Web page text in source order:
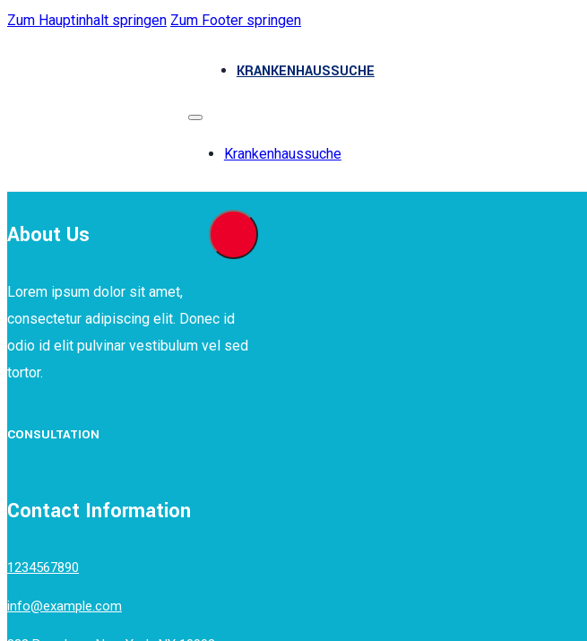
Zum Hauptinhalt springen Zum Footer springen
KRANKENHAUSSUCHE
Krankenhaussuche
About Us
Lorem ipsum dolor sit amet,
consectetur adipiscing elit. Donec id
odio id elit pulvinar vestibulum vel sed
tortor.
CONSULTATION
Contact Information
1234567890
info@example.com